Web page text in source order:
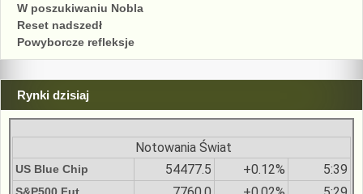
W poszukiwaniu Nobla
Reset nadszedł
Powyborcze refleksje
Rynki dzisiaj
Notowania Świat
US Blue Chip 54477.5 +0.12% 5:39
S&P500 Fut